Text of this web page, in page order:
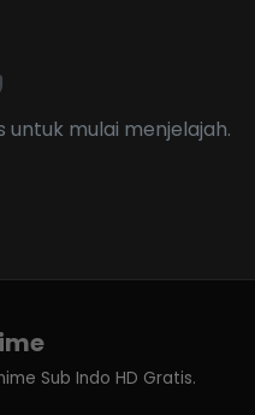
untuk mulai menjelajah.
Sub Indo HD Gratis.